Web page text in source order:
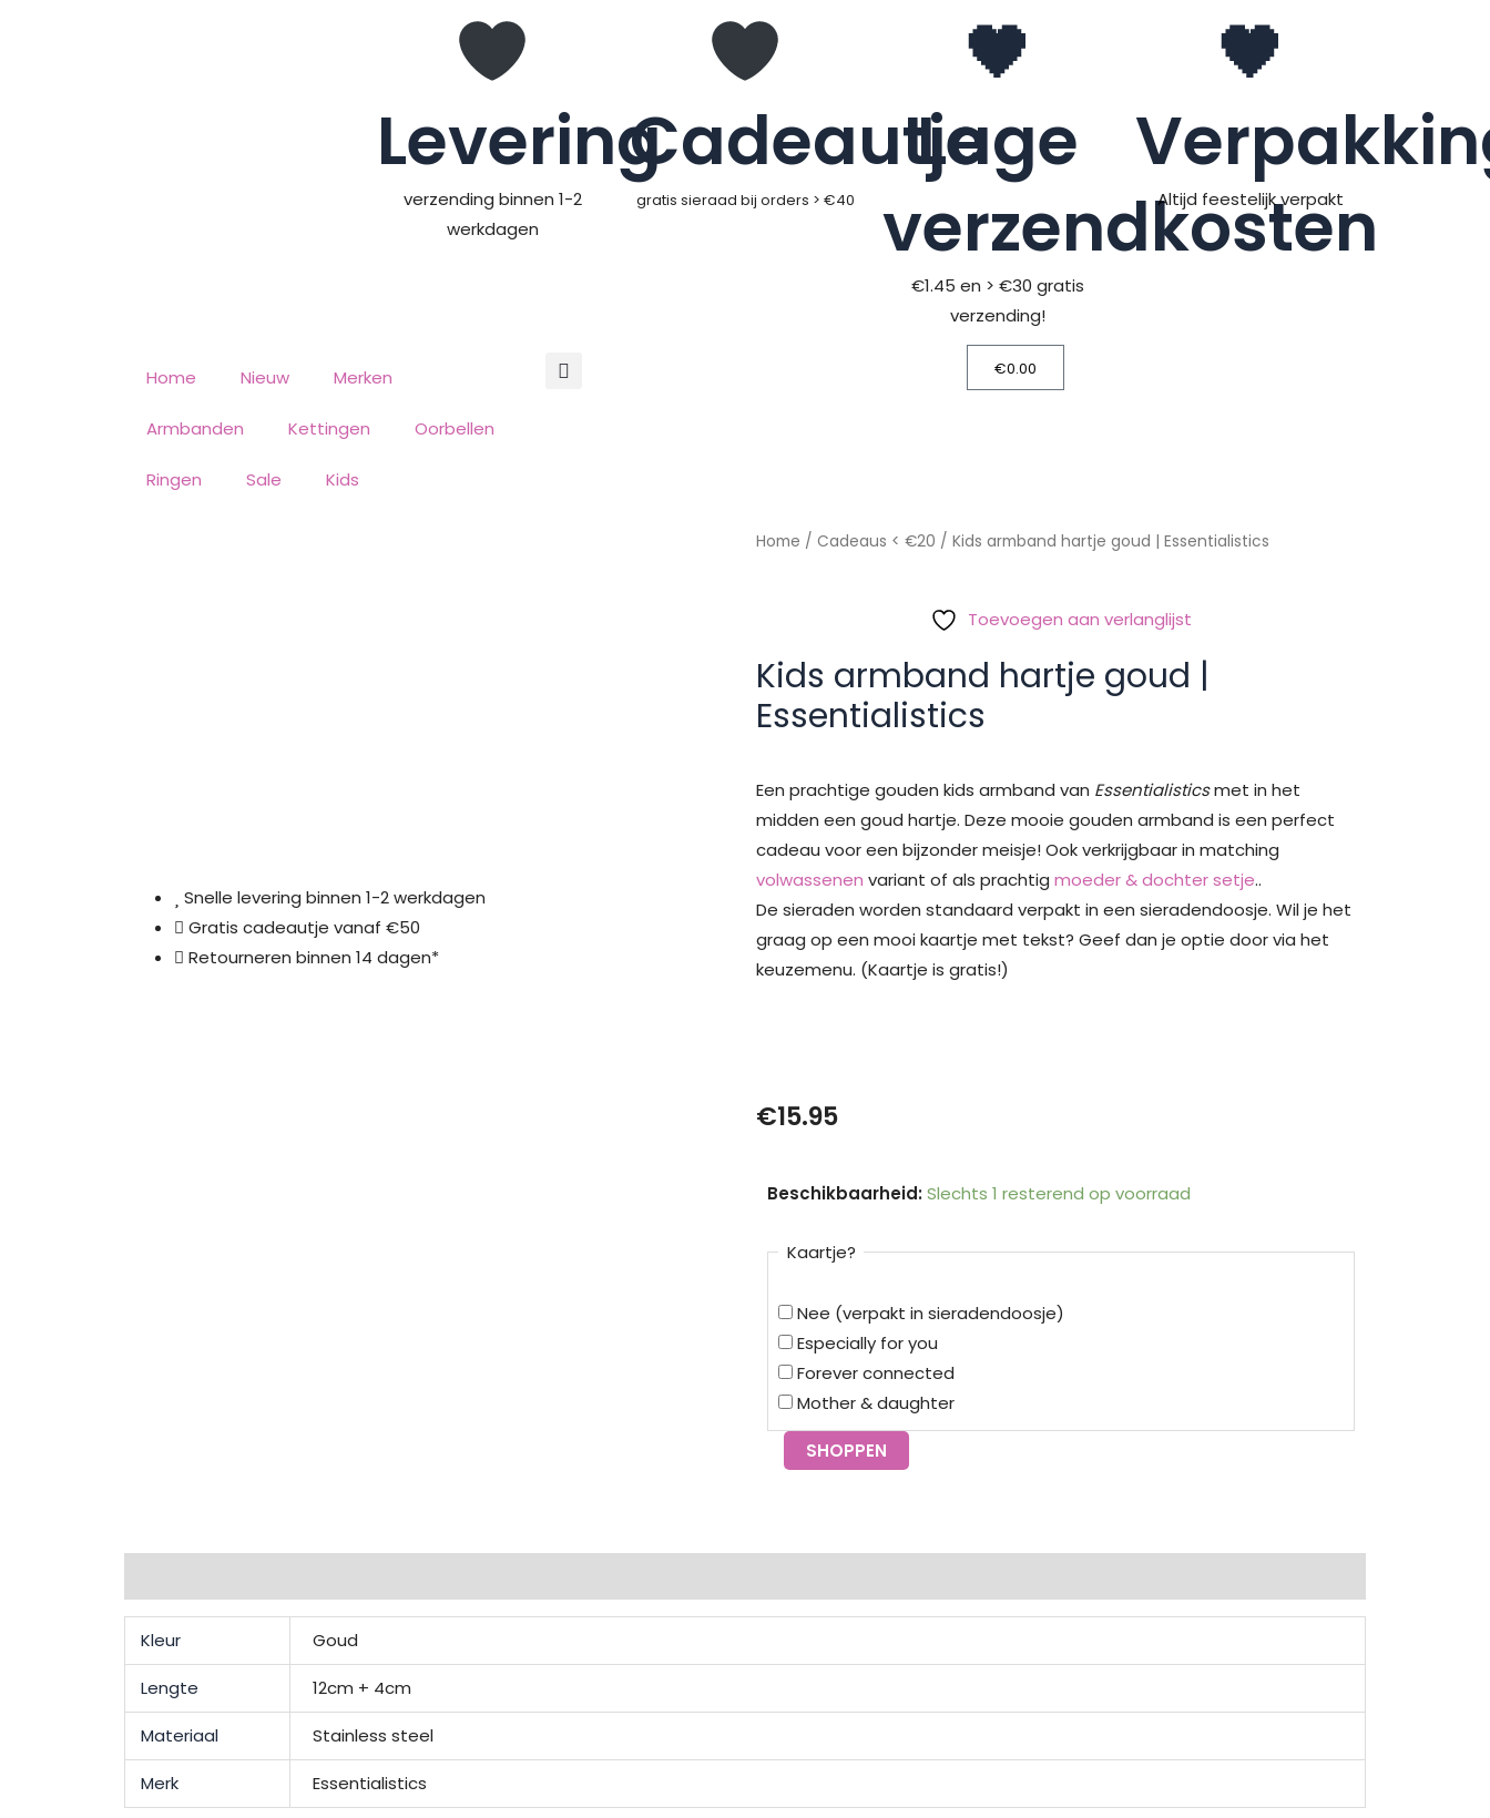
Levering
verzending binnen 1-2
werkdagen
Cadeautje
gratis sieraad bij orders > €40
🖤
Lage
verzendkosten
€1.45 en > €30 gratis
verzending!
🖤
Altijd feestelijk verpakt
Home Nieuw Merken
Armbanden Kettingen Oorbellen
Ringen Sale Kids
€0.00Winkelwagen
Snelle levering binnen 1-2 werkdagen
Gratis cadeautje vanaf €50
Retourneren binnen 14 dagen*
Home / Cadeaus < €20 / Kids armband hartje goud | Essentialistics
Toevoegen aan verlanglijst
Kids armband hartje goud |
Essentialistics
Een prachtige gouden kids armband van Essentialisticsmet in het
midden een goud hartje. Deze mooie gouden armband is een perfect
cadeau voor een bijzonder meisje! Ook verkrijgbaar in matching
volwassenen variant of als prachtig moeder & dochter setje..
De sieraden worden standaard verpakt in een sieradendoosje. Wil je het
graag op een mooi kaartje met tekst? Geef dan je optie door via het
keuzemenu. (Kaartje is gratis!)
€15.95
Beschikbaarheid: Slechts 1 resterend op voorraad
Kaartje?
Nee (verpakt in sieradendoosje)
Especially for you
Forever connected
Mother & daughter
Kids
hartje
Essentialistics
aantal
SHOPPEN
Kleur Goud
Lengte 12cm + 4cm
Materiaal Stainless steel
Merk Essentialistics